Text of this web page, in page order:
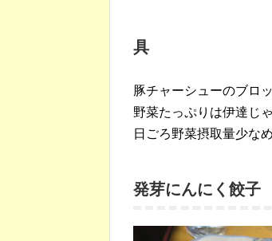
具
豚チャーシューのブロ
野菜たっぷりは伊達じ
日ごろ野菜摂取量少な
発芽にんにく餃子